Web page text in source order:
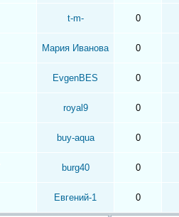
t-m- 0
Мария Иванова 0
EvgenBES 0
royal9 0
buy-aqua 0
burg40 0
Евгений-1 0